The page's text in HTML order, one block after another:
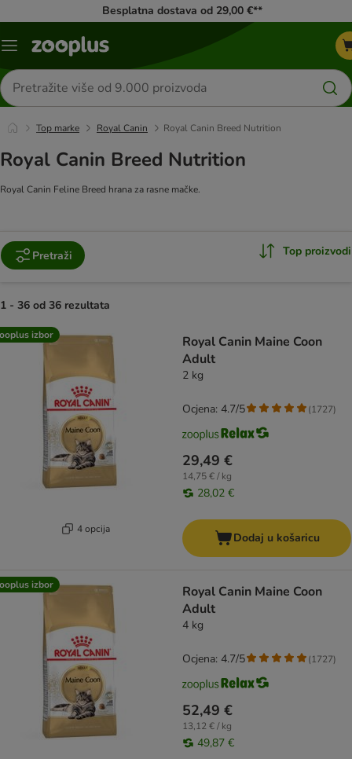
Besplatna dostava od 29,00 €**
Izbornik
Traži
proizvode
Top marke Royal Canin Royal Canin Breed Nutrition
Royal Canin Breed Nutrition
Royal Canin Feline Breed hrana za rasne mačke.
Pretraži Top proizvodi
1 - 36 od 36 rezultata
artikli proizvoda su promijenjeni
izbor
4 opcija
Royal Canin Maine Coon
Adult
2 kg
29,49 €
14,75 € / kg
28,02 €
Ocjena: 4.7/5 (1727)
Dodaj u košaricu
izbor
Royal Canin Maine Coon
Adult
4 kg
52,49 €
13,12 € / kg
49,87 €
Ocjena: 4.7/5 (1727)